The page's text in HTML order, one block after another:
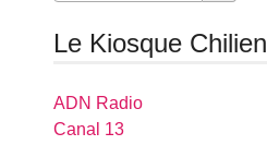
Le Kiosque Chilien
ADN Radio
Canal 13